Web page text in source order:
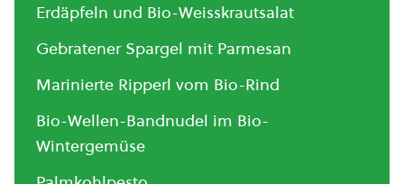
Erdäpfeln und Bio-Weisskrautsalat
Gebratener Spargel mit Parmesan
Marinierte Ripperl vom Bio-Rind
Bio-Wellen-Bandnudel im Bio-
Wintergemüse